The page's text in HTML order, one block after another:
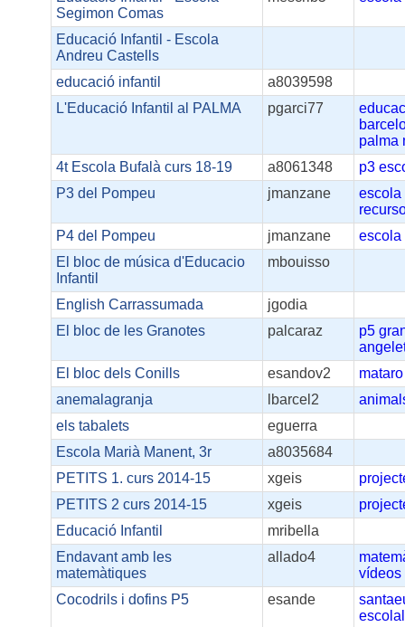
Segimon Comas
Educació Infantil - Escola
Andreu Castells
educació infantil
a8039598
L'Educació Infantil al PALMA
pgarci77
palma
4t Escola Bufalà curs 18-19
a8061348 p3
P3 del Pompeu
jmanzane
escola
P4 del Pompeu
jmanzane
escola
El bloc de música d'Educacio
Infantil
mbouisso
English Carrassumada
jgodia
El bloc de les Granotes
palcaraz p5
El bloc dels Conills
esandov2
mataro
anemalagranja
lbarcel2
els tabalets
eguerra
Escola Marià Manent, 3r
a8035684
PETITS 1. curs 2014-15
xgeis
PETITS 2 curs 2014-15
xgeis
Educació Infantil
mribella
Endavant amb les
matemàtiques
allado4
vídeos
Cocodrils i dofins P5
esande